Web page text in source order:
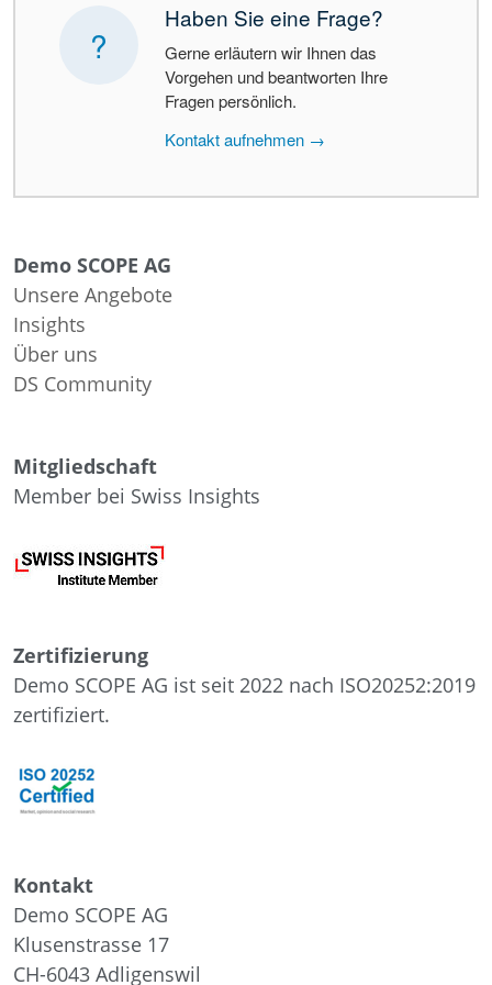
?
Haben Sie eine Frage?
Gerne erläutern wir Ihnen das
Vorgehen und beantworten Ihre
Fragen persönlich.
Kontakt aufnehmen →
Demo SCOPE AG
Unsere Angebote
Insights
Über uns
DS Community
Mitgliedschaft
Member bei Swiss Insights
Zertifizierung
Demo SCOPE AG ist seit 2022 nach ISO20252:2019
zertifiziert.
Kontakt
Demo SCOPE AG
Klusenstrasse 17
CH-6043 Adligenswil